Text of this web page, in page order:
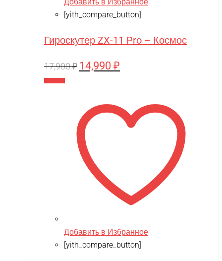
[yith_compare_button]
Гироскутер ZX-11 Pro – Космос
17,900₽ Первоначальная
17,900 ₽.
14,990 ₽
Добавить в Избранное
[yith_compare_button]